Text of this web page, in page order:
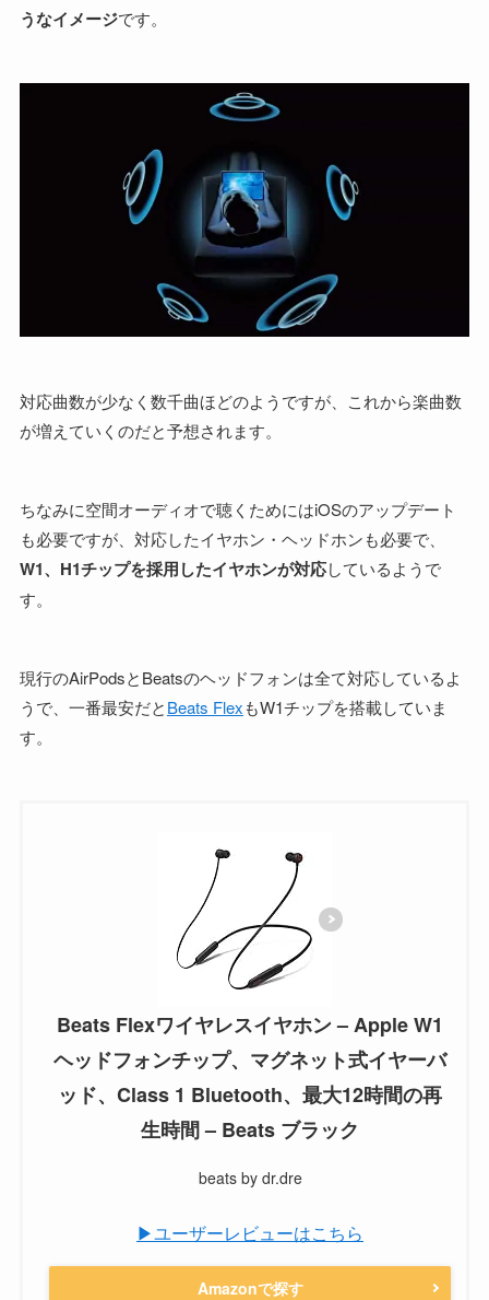
うなイメージです。
対応曲数が少なく数千曲ほどのようですが、これから楽曲数
が増えていくのだと予想されます。
ちなみに空間オーディオで聴くためにはiOSのアップデート
も必要ですが、対応したイヤホン・ヘッドホンも必要で、
W1、H1チップを採用したイヤホンが対応しているようで
す。
現行のAirPodsとBeatsのヘッドフォンは全て対応しているよ
うで、一番最安だとBeats FlexもW1チップを搭載していま
す。
Beats Flexワイヤレスイヤホン – Apple W1
ヘッドフォンチップ、マグネット式イヤーバ
ッド、Class 1 Bluetooth、最大12時間の再
生時間 – Beats ブラック
beats by dr.dre
▶ユーザーレビューはこちら
Amazonで探す